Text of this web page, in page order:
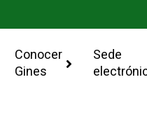
Conocer
Gines
Sede